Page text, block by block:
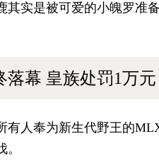
其实是被可爱的小魄罗准
幕 皇族处罚1万元
有人奉为新生代野王的